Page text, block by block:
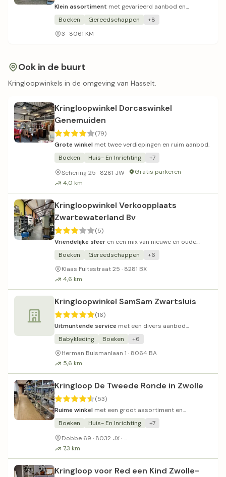
Klein assortiment met gevarieerd aanbod en
wisselvallige service.
Boeken Gereedschappen
+8
3 · 8061 KM
Ook in de buurt
Kringloopwinkels in de omgeving van Hasselt.
Kringloopwinkel Dorcaswinkel
Genemuiden
(79)
Grote winkel met twee verdiepingen en ruim aanbod.
Boeken
Huis- En Inrichting
+7
Schering 25 · 8281 JW ·
Gratis parkeren
4,0 km
Kringloopwinkel Verkoopplaats
Zwartewaterland Bv
(5)
Vriendelijke sfeer en een mix van nieuwe en oude
artikelen.
Boeken Gereedschappen
+6
Klaas Fuitestraat 25 · 8281 BX
4,6 km
Kringloopwinkel SamSam Zwartsluis
(16)
Uitmuntende service met een divers aanbod
kwalitatieve kleding en cadeaus.
Babykleding Boeken
+6
Herman Buismanlaan 1 · 8064 BA
5,6 km
Kringloop De Tweede Ronde in Zwolle
(53)
Ruime winkel met een groot assortiment en
overzichtelijke sortering.
Boeken Huis- En Inrichting
+7
Dobbe 69 · 8032 JX ·
7,3 km
Kringloop voor Red een Kind Zwolle-